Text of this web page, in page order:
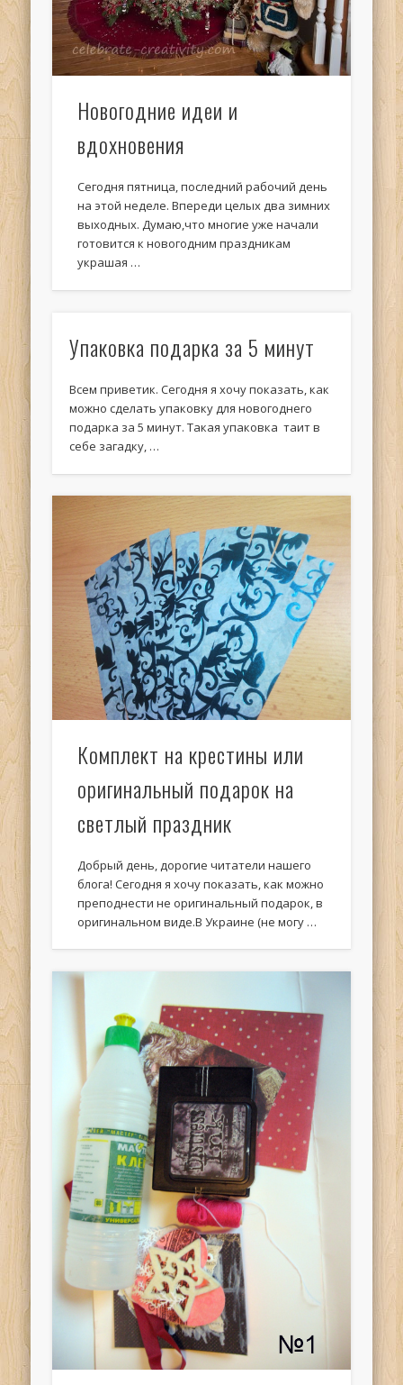
Новогодние идеи и
вдохновения
Сегодня пятница, последний рабочий день
на этой неделе. Впереди целых два зимних
выходных. Думаю,что многие уже начали
готовится к новогодним праздникам
украшая …
Упаковка подарка за 5 минут
Всем приветик. Сегодня я хочу показать, как
можно сделать упаковку для новогоднего
подарка за 5 минут. Такая упаковка таит в
себе загадку, …
Комплект на крестины или
оригинальный подарок на
светлый праздник
Добрый день, дорогие читатели нашего
блога! Сегодня я хочу показать, как можно
преподнести не оригинальный подарок, в
оригинальном виде.В Украине (не могу …